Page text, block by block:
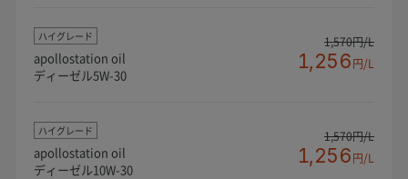
ハイグレード
apollostation oil
ディーゼル5W-30
1,570円/L
1,256円/L
ハイグレード
apollostation oil
ディーゼル10W-30
1,570円/L
1,256円/L